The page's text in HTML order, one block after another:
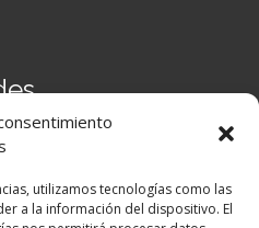
utilizamos tecnologías como las
a la información del dispositivo. El